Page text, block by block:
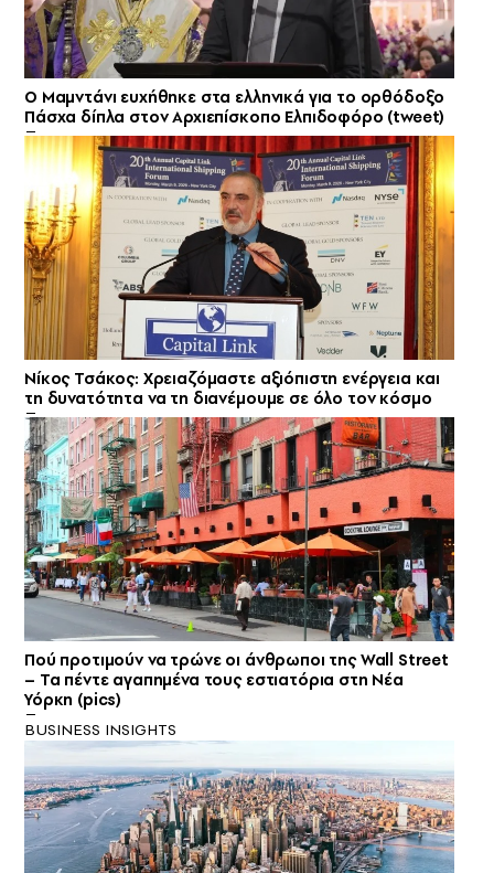
Ο Μαμντάνι ευχήθηκε στα ελληνικά για το ορθόδοξο
Πάσχα δίπλα στον Αρχιεπίσκοπο Ελπιδοφόρο (tweet)
Νίκος Τσάκος: Χρειαζόμαστε αξιόπιστη ενέργεια και
τη δυνατότητα να τη διανέμουμε σε όλο τον κόσμο
Πού προτιμούν να τρώνε οι άνθρωποι της Wall Street
– Τα πέντε αγαπημένα τους εστιατόρια στη Νέα
Υόρκη (pics)
BUSINESS INSIGHTS